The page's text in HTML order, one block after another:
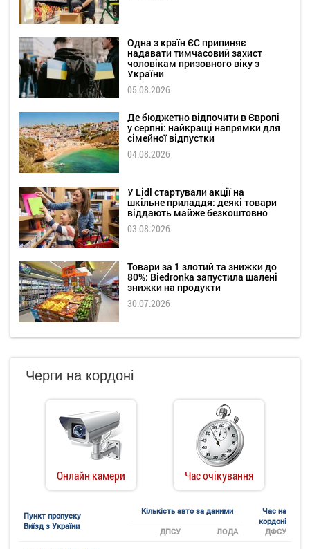
Одна з країн ЄС припиняє
надавати тимчасовий захист
чоловікам призовного віку з
України
05.08.2026
Де бюджетно відпочити в Європі
у серпні: найкращі напрямки для
сімейної відпустки
04.08.2026
У Lidl стартували акції на
шкільне приладдя: деякі товари
віддають майже безкоштовно
03.08.2026
Товари за 1 злотий та знижки до
80%: Biedronka запустила шалені
знижки на продукти
30.07.2026
Черги на кордоні
Онлайн камери Час очікування
Пункт пропуску
Виїзд з України
Кількість авто за даними
Час на
кордоні
ДФСУ
ДПСУ ЛОДА